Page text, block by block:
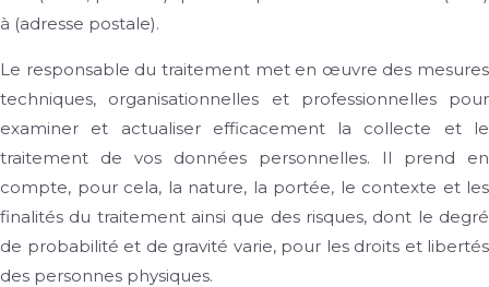
à (adresse postale).
Le responsable du traitement met en œuvre des mesures
techniques, organisationnelles et professionnelles pour
examiner et actualiser efficacement la collecte et le
traitement de vos données personnelles. Il prend en
compte, pour cela, la nature, la portée, le contexte et les
finalités du traitement ainsi que des risques, dont le degré
de probabilité et de gravité varie, pour les droits et libertés
des personnes physiques.